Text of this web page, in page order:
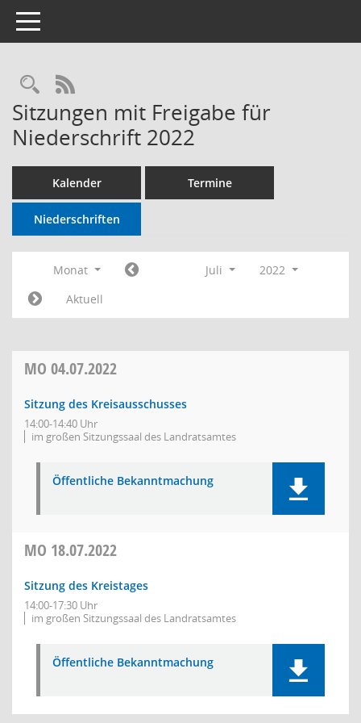
Toggle navigation
RSS-Feed
Sitzungen mit Freigabe für
Niederschrift 2022
Kalender Termine
Niederschriften
Monat Juli
2022
Aktuell
MO 04.07.2022
Sitzung des Kreisausschusses
14:00-14:40 Uhr
im großen Sitzungssaal des Landratsamtes
Öffentliche Bekanntmachung
MO 18.07.2022
Sitzung des Kreistages
14:00-17:30 Uhr
im großen Sitzungssaal des Landratsamtes
Öffentliche Bekanntmachung